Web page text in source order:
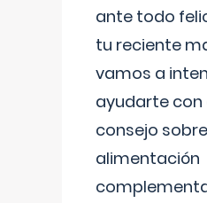
ante todo
tu reciente
vamos a
ayudarte con
consejo
alimentación